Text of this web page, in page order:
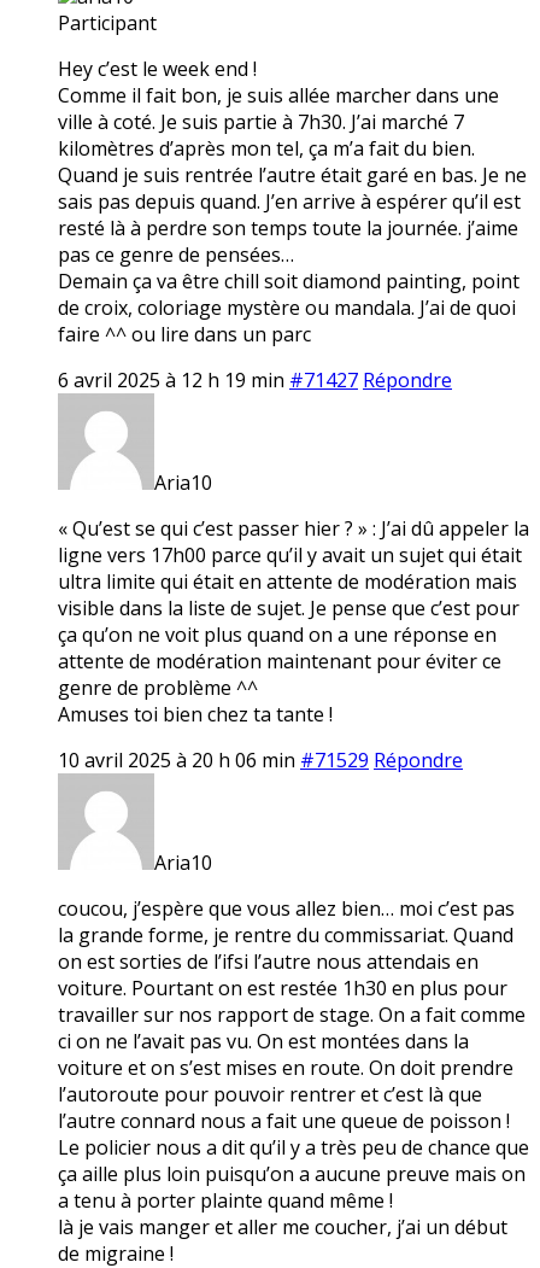
Participant
Hey c’est le week end !
Comme il fait bon, je suis allée marcher dans une
ville à coté. Je suis partie à 7h30. J’ai marché 7
kilomètres d’après mon tel, ça m’a fait du bien.
Quand je suis rentrée l’autre était garé en bas. Je ne
sais pas depuis quand. J’en arrive à espérer qu’il est
resté là à perdre son temps toute la journée. j’aime
pas ce genre de pensées…
Demain ça va être chill soit diamond painting, point
de croix, coloriage mystère ou mandala. J’ai de quoi
faire ^^ ou lire dans un parc
6 avril 2025 à 12 h 19 min #71427 Répondre
Aria10
« Qu’est se qui c’est passer hier ? » : J’ai dû appeler la
ligne vers 17h00 parce qu’il y avait un sujet qui était
ultra limite qui était en attente de modération mais
visible dans la liste de sujet. Je pense que c’est pour
ça qu’on ne voit plus quand on a une réponse en
attente de modération maintenant pour éviter ce
genre de problème ^^
Amuses toi bien chez ta tante !
10 avril 2025 à 20 h 06 min #71529 Répondre
Aria10
coucou, j’espère que vous allez bien… moi c’est pas
la grande forme, je rentre du commissariat. Quand
on est sorties de l’ifsi l’autre nous attendais en
voiture. Pourtant on est restée 1h30 en plus pour
travailler sur nos rapport de stage. On a fait comme
ci on ne l’avait pas vu. On est montées dans la
voiture et on s’est mises en route. On doit prendre
l’autoroute pour pouvoir rentrer et c’est là que
l’autre connard nous a fait une queue de poisson !
Le policier nous a dit qu’il y a très peu de chance que
ça aille plus loin puisqu’on a aucune preuve mais on
a tenu à porter plainte quand même !
là je vais manger et aller me coucher, j’ai un début
de migraine !